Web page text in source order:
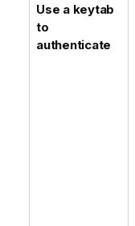
Use a keytab
to
authenticate